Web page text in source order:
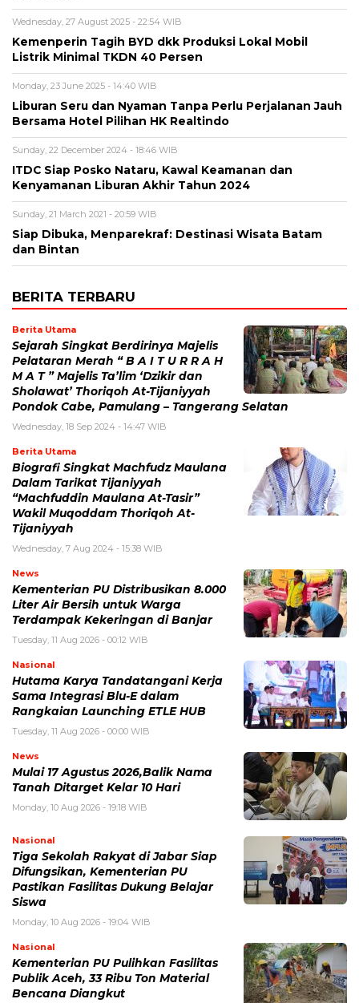
Wednesday, 27 August 2025 - 22:54 WIB
Kemenperin Tagih BYD dkk Produksi Lokal Mobil
Listrik Minimal TKDN 40 Persen
Monday, 23 June 2025 - 14:40 WIB
Liburan Seru dan Nyaman Tanpa Perlu Perjalanan Jauh
Bersama Hotel Pilihan HK Realtindo
Sunday, 22 December 2024 - 18:46 WIB
ITDC Siap Posko Nataru, Kawal Keamanan dan
Kenyamanan Liburan Akhir Tahun 2024
Sunday, 21 March 2021 - 20:59 WIB
Siap Dibuka, Menparekraf: Destinasi Wisata Batam
dan Bintan
BERITA TERBARU
Berita Utama
Sejarah Singkat Berdirinya Majelis
Pelataran Merah “ B A I T U R R A H
M A T ” Majelis Ta’lim ‘Dzikir dan
Sholawat’ Thoriqoh At-Tijaniyyah
Pondok Cabe, Pamulang – Tangerang Selatan
Wednesday, 18 Sep 2024 - 14:47 WIB
Berita Utama
Biografi Singkat Machfudz Maulana
Dalam Tarikat Tijaniyyah
“Machfuddin Maulana At-Tasir”
Wakil Muqoddam Thoriqoh At-
Tijaniyyah
Wednesday, 7 Aug 2024 - 15:38 WIB
News
Kementerian PU Distribusikan 8.000
Liter Air Bersih untuk Warga
Terdampak Kekeringan di Banjar
Tuesday, 11 Aug 2026 - 00:12 WIB
Nasional
Hutama Karya Tandatangani Kerja
Sama Integrasi Blu-E dalam
Rangkaian Launching ETLE HUB
Tuesday, 11 Aug 2026 - 00:00 WIB
News
Mulai 17 Agustus 2026,Balik Nama
Tanah Ditarget Kelar 10 Hari
Monday, 10 Aug 2026 - 19:18 WIB
Nasional
Tiga Sekolah Rakyat di Jabar Siap
Difungsikan, Kementerian PU
Pastikan Fasilitas Dukung Belajar
Siswa
Monday, 10 Aug 2026 - 19:04 WIB
Nasional
Kementerian PU Pulihkan Fasilitas
Publik Aceh, 33 Ribu Ton Material
Bencana Diangkut